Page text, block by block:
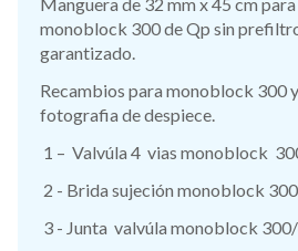
monoblock 300 de Qp sin
garantizado.
Recambios para monoblock 300
fotografia de despiece.
1 – Valvúla 4 vias monoblock
2 - Brida sujeción monoblock 300
3 - Junta valvúla monoblock